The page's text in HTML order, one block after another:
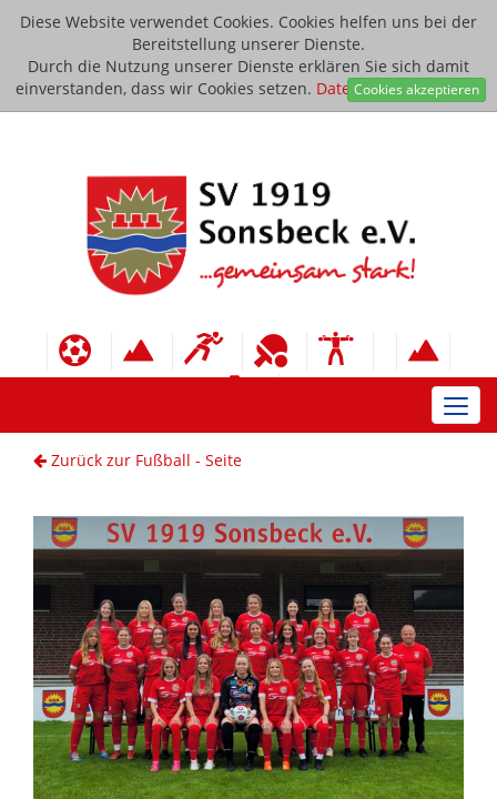
Diese Website verwendet Cookies. Cookies helfen uns bei der
Bereitstellung unserer Dienste.
Durch die Nutzung unserer Dienste erklären Sie sich damit
einverstanden, dass wir Cookies setzen. Datenschutzerklärung
Cookies akzeptieren
Zurück zur Fußball - Seite